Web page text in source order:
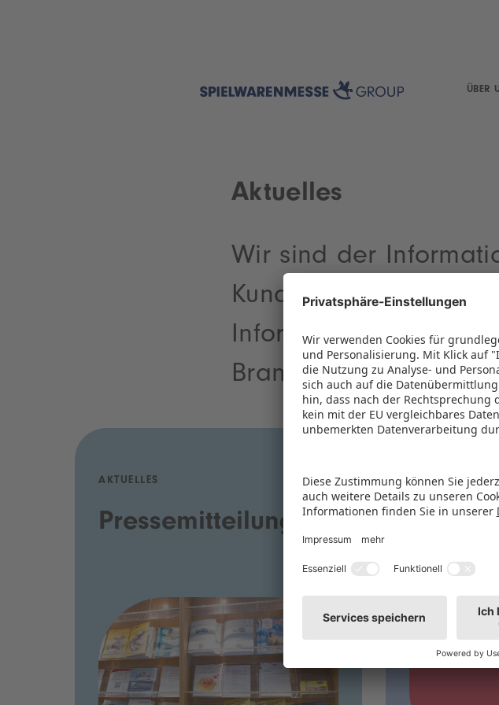
ÜBER
Aktuelles
Wir sind der
Kunden. Wir liefern
Informationen rund
Branchen.
AKTUELLES
Pressemitteilungen
AKTUELLES
Neues
Branche